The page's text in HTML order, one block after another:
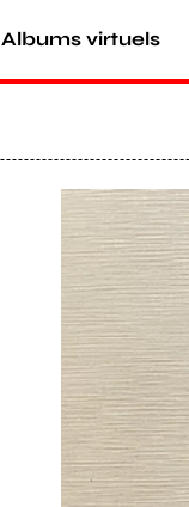
Albums virtuels
Agrandir